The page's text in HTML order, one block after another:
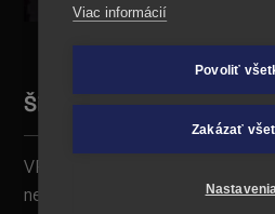
Široké využitie
VR má široké využitie – môže
nebezpečných situácií na
Viac informácií
Povoliť
Zakázať
Nastavenia